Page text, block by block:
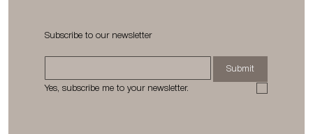
Subscribe to our newsletter
Submit
Yes, subscribe me to your newsletter.